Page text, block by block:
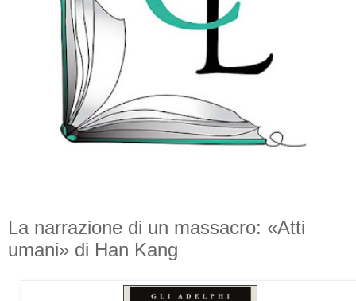
La narrazione di un massacro: «Atti
umani» di Han Kang